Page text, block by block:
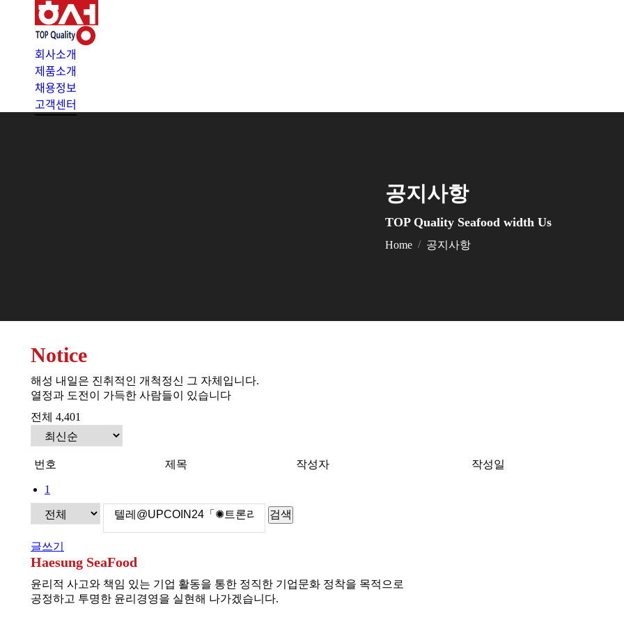
회사소개
제품소개
채용정보
고객센터
공지사항
TOP Quality Seafood width Us
You are here:
Home 공지사항
Notice
해성 내일은 진취적인 개척정신 그 자체입니다.
열정과 도전이 가득한 사람들이 있습니다
전체 4,401
번호 제목 작성자 작성일
1
검색
글쓰기
Haesung SeaFood
윤리적 사고와 책임 있는 기업 활동을 통한 정직한 기업문화 정착을 목적으로
공정하고 투명한 윤리경영을 실현해 나가겠습니다.